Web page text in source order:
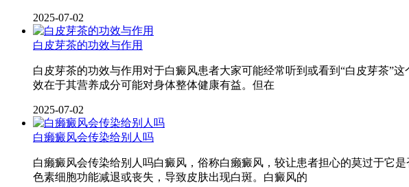
2025-07-02
白皮芽茶的功效与作用
白皮芽茶的功效与作用对于白癜风患者大家可能经常听到或看到“白皮芽茶”
效在于其营养成分可能对身体整体健康有益。但在
2025-07-02
白癞癜风会传染给别人吗
白癞癜风会传染给别人吗白癜风，俗称白癞癜风，较让患者担心的莫过于它
色素细胞功能减退或丧失，导致皮肤出现白斑。白癜风的